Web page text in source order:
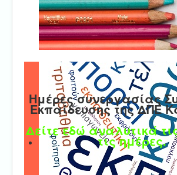
Τμήμα E'
Επικοινωνία
Ημέρες συνεργασίας
Εκπαίδευσης της ΔΠΕ
Δείτε εδώ αναλυτικά
τις ημέρες.